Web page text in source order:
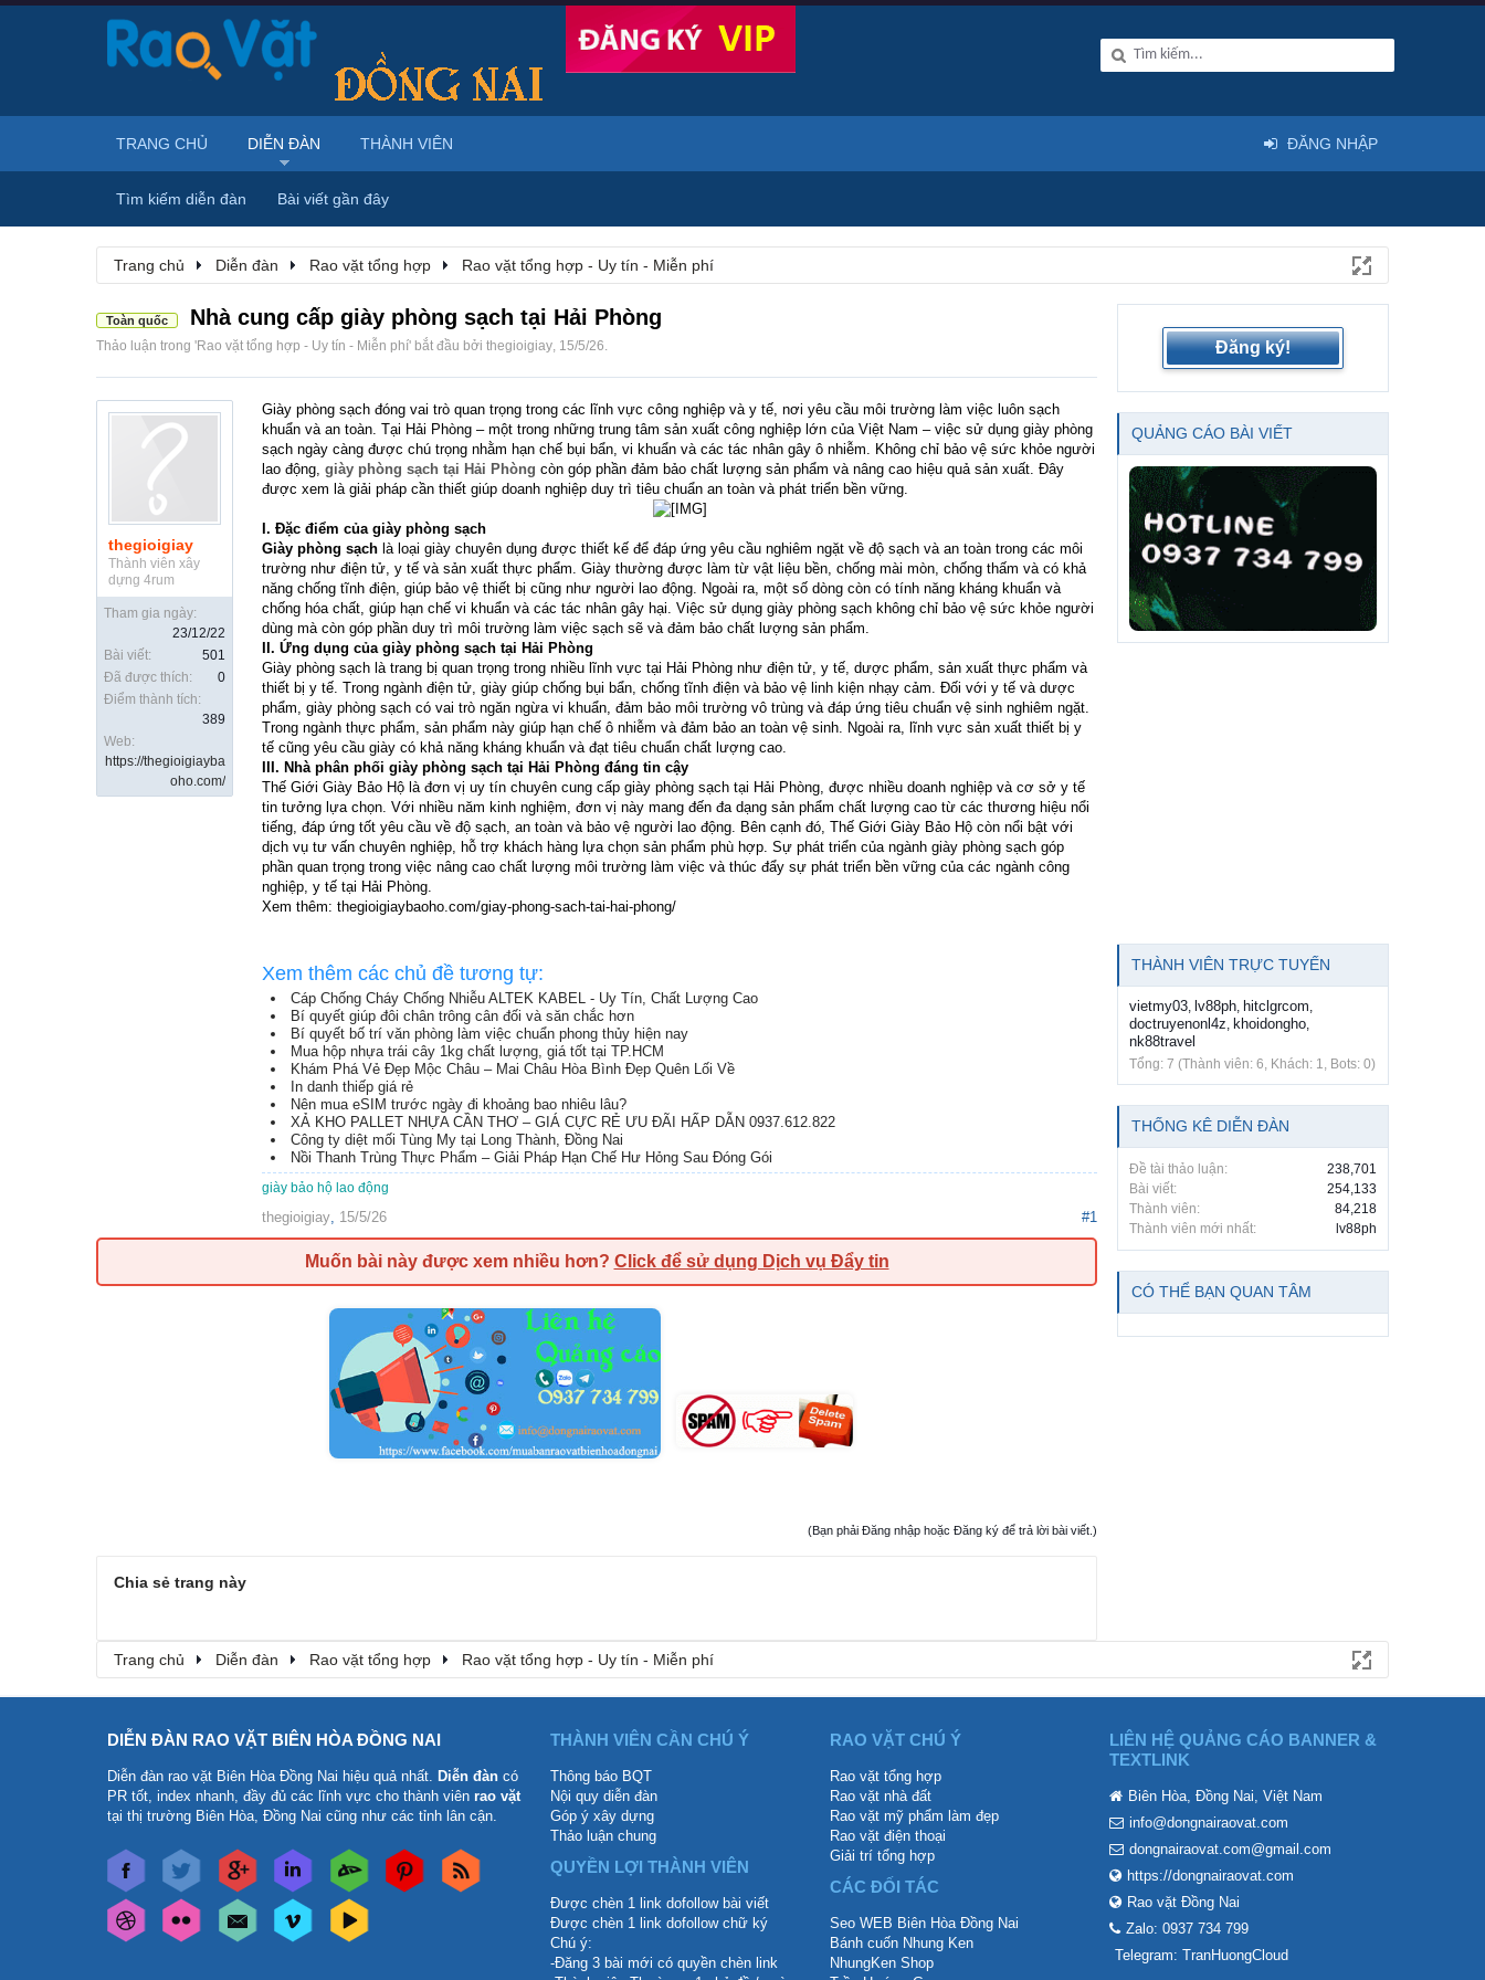
Trang chủ Diễn đàn Rao vặt tổng hợp Rao vặt tổng hợp - Uy tín - Miễn phí
Toàn quốc Nhà cung cấp giày phòng sạch tại Hải Phòng
Thảo luận trong 'Rao vặt tổng hợp - Uy tín - Miễn phí' bắt đầu bởi thegioigiay, 15/5/26.
thegioigiay
Thành viên xây
dựng 4rum
Tham gia ngày:
23/12/22
Bài viết:
501
Đã được thích:
0
Điểm thành tích:
389
Web:
https://thegioigiayba
oho.com/
Giày phòng sạch đóng vai trò quan trọng trong các lĩnh vực công nghiệp và y tế, nơi yêu cầu môi trường làm việc luôn sạch
khuẩn và an toàn. Tại Hải Phòng – một trong những trung tâm sản xuất công nghiệp lớn của Việt Nam – việc sử dụng giày phòng
sạch ngày càng được chú trọng nhằm hạn chế bụi bẩn, vi khuẩn và các tác nhân gây ô nhiễm. Không chỉ bảo vệ sức khỏe người
lao động, giày phòng sạch tại Hải Phòng còn góp phần đảm bảo chất lượng sản phẩm và nâng cao hiệu quả sản xuất. Đây
được xem là giải pháp cần thiết giúp doanh nghiệp duy trì tiêu chuẩn an toàn và phát triển bền vững.
I. Đặc điểm của giày phòng sạch
Giày phòng sạch là loại giày chuyên dụng được thiết kế để đáp ứng yêu cầu nghiêm ngặt về độ sạch và an toàn trong các môi
trường như điện tử, y tế và sản xuất thực phẩm. Giày thường được làm từ vật liệu bền, chống mài mòn, chống thấm và có khả
năng chống tĩnh điện, giúp bảo vệ thiết bị cũng như người lao động. Ngoài ra, một số dòng còn có tính năng kháng khuẩn và
chống hóa chất, giúp hạn chế vi khuẩn và các tác nhân gây hại. Việc sử dụng giày phòng sạch không chỉ bảo vệ sức khỏe người
dùng mà còn góp phần duy trì môi trường làm việc sạch sẽ và đảm bảo chất lượng sản phẩm.
II. Ứng dụng của giày phòng sạch tại Hải Phòng
Giày phòng sạch là trang bị quan trọng trong nhiều lĩnh vực tại Hải Phòng như điện tử, y tế, dược phẩm, sản xuất thực phẩm và
thiết bị y tế. Trong ngành điện tử, giày giúp chống bụi bẩn, chống tĩnh điện và bảo vệ linh kiện nhạy cảm. Đối với y tế và dược
phẩm, giày phòng sạch có vai trò ngăn ngừa vi khuẩn, đảm bảo môi trường vô trùng và đáp ứng tiêu chuẩn vệ sinh nghiêm ngặt.
Trong ngành thực phẩm, sản phẩm này giúp hạn chế ô nhiễm và đảm bảo an toàn vệ sinh. Ngoài ra, lĩnh vực sản xuất thiết bị y
tế cũng yêu cầu giày có khả năng kháng khuẩn và đạt tiêu chuẩn chất lượng cao.
III. Nhà phân phối giày phòng sạch tại Hải Phòng đáng tin cậy
Thế Giới Giày Bảo Hộ là đơn vị uy tín chuyên cung cấp giày phòng sạch tại Hải Phòng, được nhiều doanh nghiệp và cơ sở y tế
tin tưởng lựa chọn. Với nhiều năm kinh nghiệm, đơn vị này mang đến đa dạng sản phẩm chất lượng cao từ các thương hiệu nổi
tiếng, đáp ứng tốt yêu cầu về độ sạch, an toàn và bảo vệ người lao động. Bên cạnh đó, Thế Giới Giày Bảo Hộ còn nổi bật với
dịch vụ tư vấn chuyên nghiệp, hỗ trợ khách hàng lựa chọn sản phẩm phù hợp. Sự phát triển của ngành giày phòng sạch góp
phần quan trọng trong việc nâng cao chất lượng môi trường làm việc và thúc đẩy sự phát triển bền vững của các ngành công
nghiệp, y tế tại Hải Phòng.
Xem thêm: thegioigiaybaoho.com/giay-phong-sach-tai-hai-phong/
Xem thêm các chủ đề tương tự:
Cáp Chống Cháy Chống Nhiễu ALTEK KABEL - Uy Tín, Chất Lượng Cao
Bí quyết giúp đôi chân trông cân đối và săn chắc hơn
Bí quyết bố trí văn phòng làm việc chuẩn phong thủy hiện nay
Mua hộp nhựa trái cây 1kg chất lượng, giá tốt tại TP.HCM
Khám Phá Vẻ Đẹp Mộc Châu – Mai Châu Hòa Bình Đẹp Quên Lối Về
In danh thiếp giá rẻ
Nên mua eSIM trước ngày đi khoảng bao nhiêu lâu?
XẢ KHO PALLET NHỰA CẦN THƠ – GIÁ CỰC RẺ ƯU ĐÃI HẤP DẪN 0937.612.822
Công ty diệt mối Tùng My tại Long Thành, Đồng Nai
Nồi Thanh Trùng Thực Phẩm – Giải Pháp Hạn Chế Hư Hỏng Sau Đóng Gói
giày bảo hộ lao động
thegioigiay, 15/5/26 #1
Muốn bài này được xem nhiều hơn? Click để sử dụng Dịch vụ Đẩy tin
(Bạn phải Đăng nhập hoặc Đăng ký để trả lời bài viết.)
Chia sẻ trang này
Đăng ký!
QUẢNG CÁO BÀI VIẾT
THÀNH VIÊN TRỰC TUYẾN
vietmy03, lv88ph, hitclgrcom,
doctruyenonl4z, khoidongho,
nk88travel
Tổng: 7 (Thành viên: 6, Khách: 1, Bots: 0)
THỐNG KÊ DIỄN ĐÀN
Đề tài thảo luận:
238,701
Bài viết:
254,133
Thành viên:
84,218
Thành viên mới nhất:
lv88ph
CÓ THỂ BẠN QUAN TÂM
Trang chủ Diễn đàn Rao vặt tổng hợp Rao vặt tổng hợp - Uy tín - Miễn phí
TRANG CHỦ DIỄN ĐÀN
Tìm kiếm diễn đàn Bài viết gần đây
THÀNH VIÊN ĐĂNG NHẬP
DIỄN ĐÀN RAO VẶT BIÊN HÒA ĐỒNG NAI
Diễn đàn rao vặt Biên Hòa Đồng Nai hiệu quả nhất. Diễn đàn có
PR tốt, index nhanh, đầy đủ các lĩnh vực cho thành viên rao vặt
tại thị trường Biên Hòa, Đồng Nai cũng như các tỉnh lân cận.
THÀNH VIÊN CẦN CHÚ Ý
Thông báo BQT
Nội quy diễn đàn
Góp ý xây dựng
Thảo luận chung
QUYỀN LỢI THÀNH VIÊN
Được chèn 1 link dofollow bài viết
Được chèn 1 link dofollow chữ ký
Chú ý:
-Đăng 3 bài mới có quyền chèn link
RAO VẶT CHÚ Ý
Rao vặt tổng hợp
Rao vặt nhà đất
Rao vặt mỹ phẩm làm đẹp
Rao vặt điện thoại
Giải trí tổng hợp
CÁC ĐỐI TÁC
Seo WEB Biên Hòa Đồng Nai
Bánh cuốn Nhung Ken
NhungKen Shop
LIÊN HỆ QUẢNG CÁO BANNER &
TEXTLINK
Biên Hòa, Đồng Nai, Việt Nam
info@dongnairaovat.com
dongnairaovat.com@gmail.com
https://dongnairaovat.com
Rao vặt Đồng Nai
Zalo: 0937 734 799
Telegram: TranHuongCloud